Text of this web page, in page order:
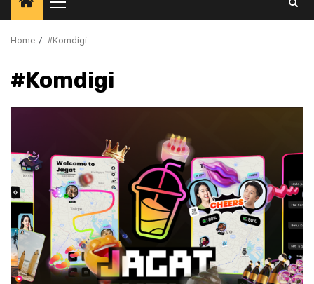
Primary
Menu
Home #Komdigi
#Komdigi